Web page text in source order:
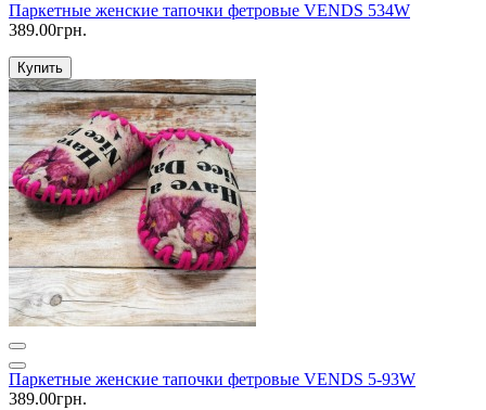
Паркетные женские тапочки фетровые VENDS 534W
389.00грн.
Купить
Паркетные женские тапочки фетровые VENDS 5-93W
389.00грн.